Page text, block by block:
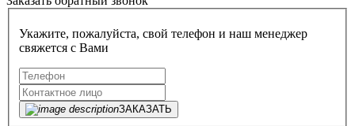
Укажите, пожалуйста, свой телефон и наш менеджер
свяжется с Вами
ЗАКАЗАТЬ